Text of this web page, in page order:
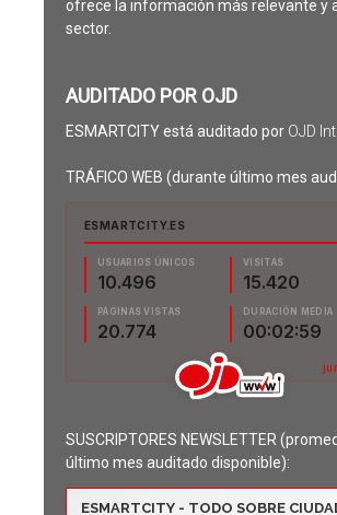
ofrece la información más relevante y
sector.
AUDITADO POR OJD
ESMARTCITY está auditado por OJD
TRÁFICO WEB (durante último mes
SUSCRIPTORES NEWSLETTER
último mes auditado disponible):